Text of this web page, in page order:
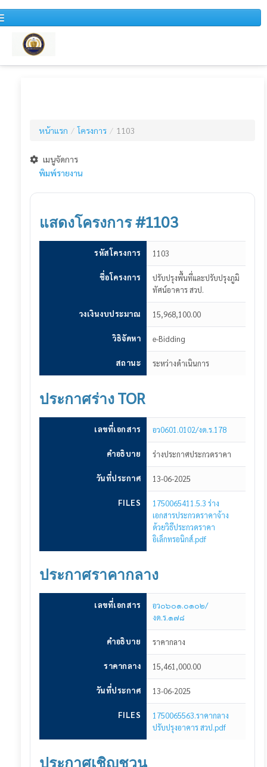
สำหรับบุคคลทั่วไป
ข่าวประชาสัมพันธ์
รายงานการวิเคราะห์ผลการจัดซื้อจัดจ้าง
ประกาศโครงการ
ประกาศแผนจัดซื้อจัดจ้าง
ประกาศยกเลิกเชิญชวนเสนอราคา
ประกาศสัญญา
หน้าแรก / โครงการ / 1103
เมนูจัดการ
พิมพ์รายงาน
แสดงโครงการ #1103
รหัสโครงการ 1103
ชื่อโครงการ
ปรับปรุงพื้นที่และปรับปรุงภูมิ
ทัศน์อาคาร สวป.
วงเงินงบประมาณ 15,968,100.00
วิธิจัดหา e-Bidding
สถานะ ระหว่างดำเนินการ
ประกาศร่าง TOR
เลขที่เอกสาร อว0601.0102/งด.ร.178
คำอธิบาย ร่างประกาศประกวดราคา
วันที่ประกาศ 13-06-2025
FILES
1750065411.5.3 ร่าง
เอกสารประกวดราคาจ้าง
ด้วยวิธีประกวดราคา
อิเล็กทรอนิกส์.pdf
ประกาศราคากลาง
เลขที่เอกสาร
อว๐๖๐๑.๐๑๐๒/
งด.ร.๑๗๘
คำอธิบาย ราคากลาง
ราคากลาง 15,461,000.00
วันที่ประกาศ 13-06-2025
FILES
1750065563.ราคากลาง
ปรับปรุงอาคาร สวป.pdf
ประกาศเชิญชวน